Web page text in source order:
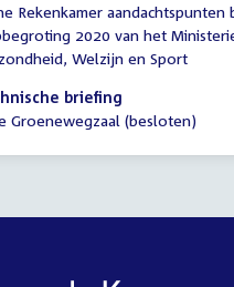
Rekenkamer aandachtspunten
2020 van het
Welzijn en Sport
briefing
Groenewegzaal (besloten)